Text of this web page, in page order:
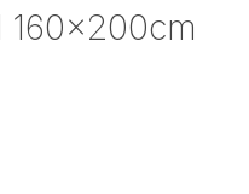
160x200cm